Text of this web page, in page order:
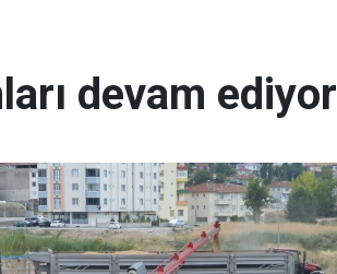
devam ediyor